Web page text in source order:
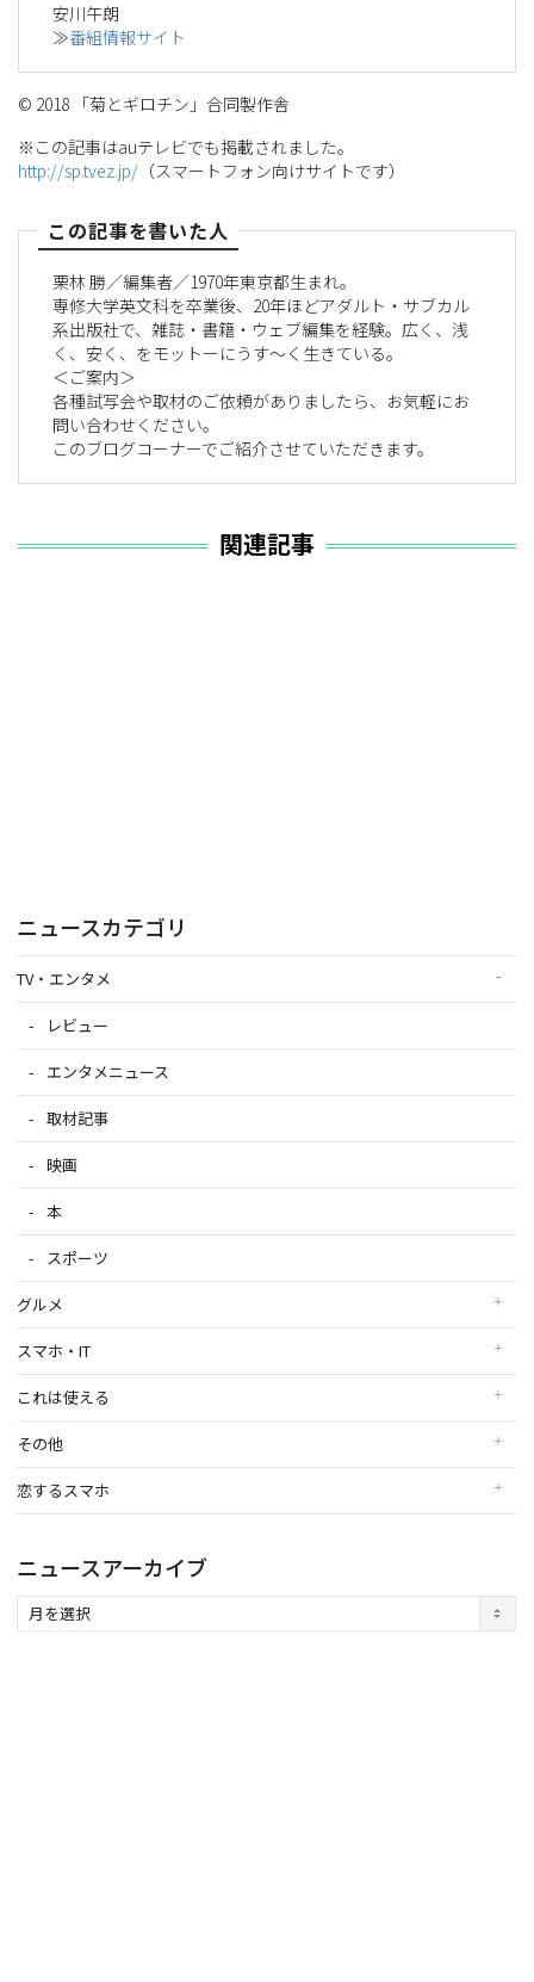
安川午朗
≫番組情報サイト
© 2018 「菊とギロチン」合同製作舎
※この記事はauテレビでも掲載されました。
http://sp.tvez.jp/ （スマートフォン向けサイトです）
この記事を書いた人
栗林 勝／編集者／1970年東京都生まれ。
専修大学英文科を卒業後、20年ほどアダルト・サブカル
系出版社で、雑誌・書籍・ウェブ編集を経験。広く、浅
く、安く、をモットーにうす〜く生きている。
＜ご案内＞
各種試写会や取材のご依頼がありましたら、お気軽にお
問い合わせください。
このブログコーナーでご紹介させていただきます。
関連記事
ニュースカテゴリ
TV・エンタメ
レビュー
エンタメニュース
取材記事
映画
本
スポーツ
グルメ
スマホ・IT
これは使える
その他
恋するスマホ
ニュースアーカイブ
ュ